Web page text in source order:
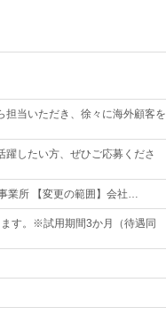
担当いただき、徐々に海外顧客を
したい方、ぜひご応募くださ
業所 【変更の範囲】会社…
す。※試用期間3か月（待遇同